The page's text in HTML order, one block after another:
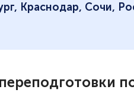
Краснодар, Сочи,